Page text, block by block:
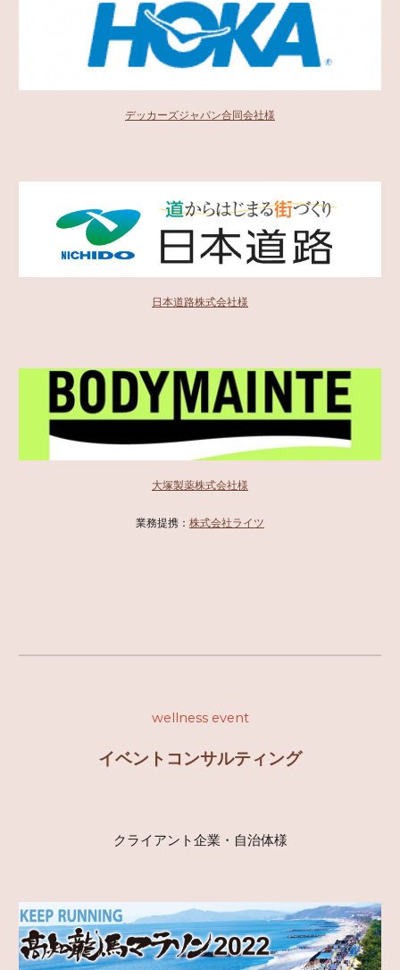
デッカーズジャパン合同会社様
日本道路株式会社様
大塚製薬株式会社様
業務提携： 株式会社ライツ
wellness event
イベントコンサルティング
クライアント企業・自治体様